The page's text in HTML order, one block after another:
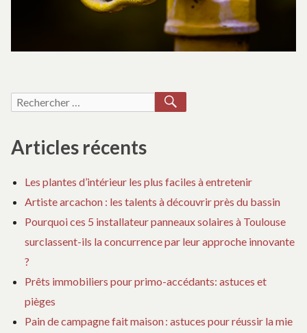
Recherche
Articles récents
Les plantes d’intérieur les plus faciles à entretenir
Artiste arcachon : les talents à découvrir près du bassin
Pourquoi ces 5 installateur panneaux solaires à Toulouse
surclassent-ils la concurrence par leur approche innovante
?
Prêts immobiliers pour primo-accédants: astuces et
pièges
Pain de campagne fait maison : astuces pour réussir la mie